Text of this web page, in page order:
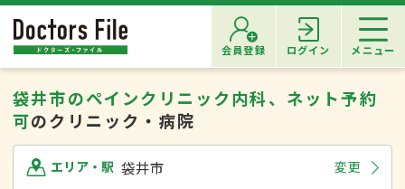
会員登録 ログイン メニュー
袋井市のペインクリニック内科、ネット予約
可のクリニック・病院
エリア・駅 袋井市 変更